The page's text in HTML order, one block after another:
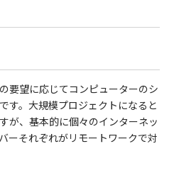
要望に応じてコンピューターのシ
す。大規模プロジェクトになると
が、基本的に個々のインターネッ
ーそれぞれがリモートワークで対